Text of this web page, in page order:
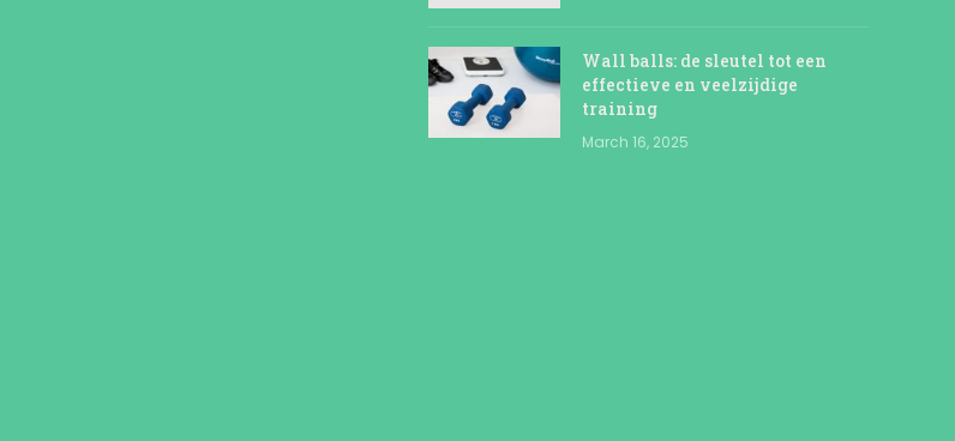
Wall balls: de sleutel tot een
effectieve en veelzijdige
training
March 16, 2025